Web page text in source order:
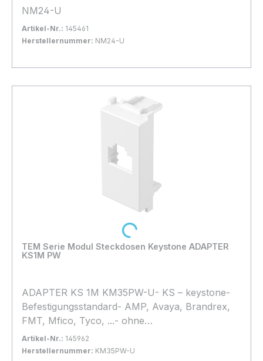
NM24-U
Artikel-Nr.: 145461
Herstellernummer: NM24-U
In den Warenkorb
TEM Serie Modul Steckdosen Keystone ADAPTER
KS1M PW
ADAPTER KS 1M KM35PW-U- KS – keystone-
Befestigungsstandard- AMP, Avaya, Brandrex,
FMT, Mfico, Tyco, ...- ohne
Kommunikationsmodul
Artikel-Nr.: 145962
Herstellernummer: KM35PW-U
Loading...